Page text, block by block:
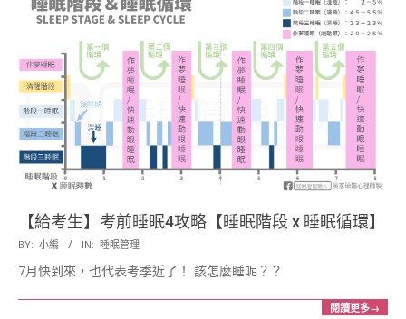
健
康
發
展
協
會
【給考生】考前睡眠4攻略【睡眠階段 x 睡眠循環】
2018-
06-
BY: 小編 IN: 睡眠管理
7月快到來，也代表考季近了！ 該怎麼睡呢？？
閱讀更多→